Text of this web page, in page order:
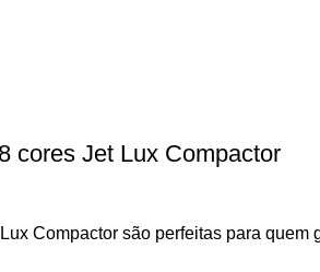
cores Jet Lux Compactor
Compactor são perfeitas para